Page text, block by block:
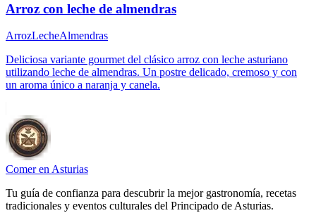
Arroz con leche de almendras
ArrozLecheAlmendras
Deliciosa variante gourmet del clásico arroz con leche asturiano
utilizando leche de almendras. Un postre delicado, cremoso y con
un aroma único a naranja y canela.
Comer en Asturias
Tu guía de confianza para descubrir la mejor gastronomía, recetas
tradicionales y eventos culturales del Principado de Asturias.